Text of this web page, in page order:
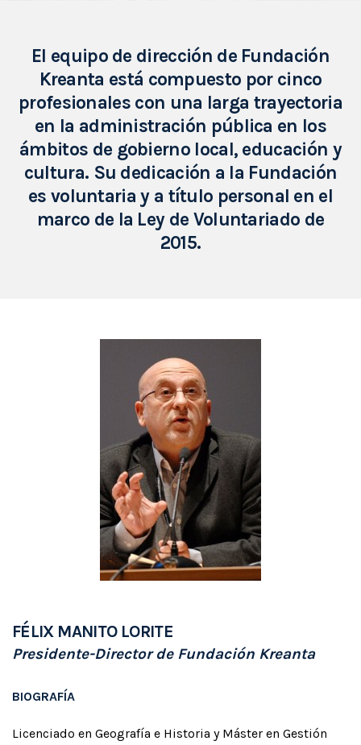
El equipo de dirección de Fundación
Kreanta está compuesto por cinco
profesionales con una larga trayectoria
en la administración pública en los
ámbitos de gobierno local, educación y
cultura. Su dedicación a la Fundación
es voluntaria y a título personal en el
marco de la Ley de Voluntariado de
2015.
FÉLIX MANITO LORITE
Presidente-Director de Fundación Kreanta
BIOGRAFÍA
Licenciado en Geografía e Historia y Máster en Gestión